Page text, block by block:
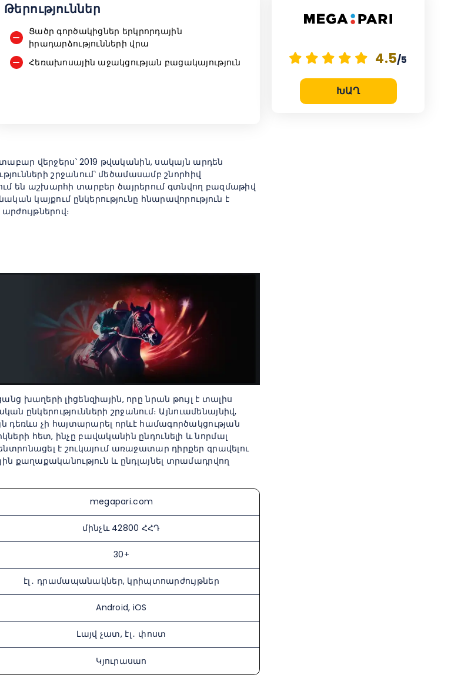
Թերություններ
Ցածր գործակիցներ երկրորդային
իրադարձությունների վրա
Հեռախոսային աջակցության բացակայություն
վերջերս՝ 2019 թվականին, սակայն արդեն
շրջանում՝ մեծամասամբ շնորհիվ
են աշխարհի տարբեր ծայրերում գտնվող բազմաթիվ
կայքում ընկերությունը հնարավորություն է
խաղերի լիցենզիային, որը նրան թույլ է տալիս
ընկերությունների շրջանում։ Այնուամենայնիվ,
դեռևս չի հայտարարել որևէ համագործակցության
հետ, ինչը բավականին ընդունելի և նորմալ
է շուկայում առաջատար դիրքեր գրավելու
քաղաքականություն և ընդլայնել տրամադրվող
megapari.com
մինչև 42800 ՀՀԴ
30+
էլ․ դրամապանակներ, կրիպտոարժույթներ
Android, iOS
Լայվ չատ, էլ․ փոստ
Կյուրասաո
4.5/5
ԽԱՂ